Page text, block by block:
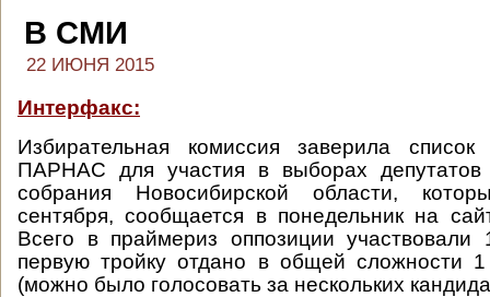
В СМИ
22 ИЮНЯ 2015
Интерфакс:
Избирательная комиссия заверила
ПАРНАС для участия в выборах депутатов
собрания Новосибирской области,
сентября, сообщается в понедельник на
Всего в праймериз оппозиции участвовали
первую тройку отдано в общей сложности
(можно было голосовать за нескольких